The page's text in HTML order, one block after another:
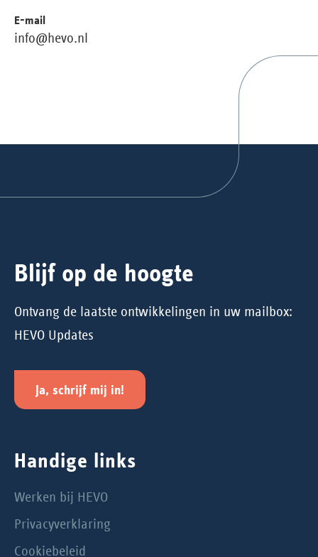
E-mail
info@hevo.nl
Blijf op de hoogte
Ontvang de laatste ontwikkelingen in uw mailbox:
HEVO Updates
Ja, schrijf mij in!
Handige links
Werken bij HEVO
Privacyverklaring
Cookiebeleid